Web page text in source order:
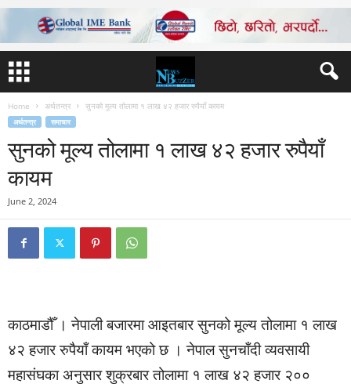
Home अर्थतन्त्र सुनको मूल्य तोलामा १ लाख ४२ हजार रुपैयाँ कायम
अर्थतन्त्र समाचार
सुनको मूल्य तोलामा १ लाख ४२ हजार रुपैयाँ
कायम
June 2, 2024
काठमाडौँ । नेपाली बजारमा आइतबार सुनको मूल्य तोलामा १ लाख
४२ हजार रुपैयाँ कायम भएको छ । नेपाल सुनचाँदी व्यवसायी
महासंघका अनुसार शुक्रबार तोलामा १ लाख ४२ हजार २००